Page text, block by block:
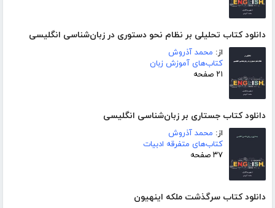
دانلود کتاب تحلیلی بر نظام نحو دستوری در زبان‌شناسی انگلیسی
از: محمد آذروش
کتاب‌های آموزش زبان
۲۱ صفحه
دانلود کتاب جستاری بر زبان‌شناسی انگلیسی
از: محمد آذروش
کتاب‌های متفرقه ادبیات
۳۷ صفحه
دانلود کتاب سرگذشت ملکه اینهیون